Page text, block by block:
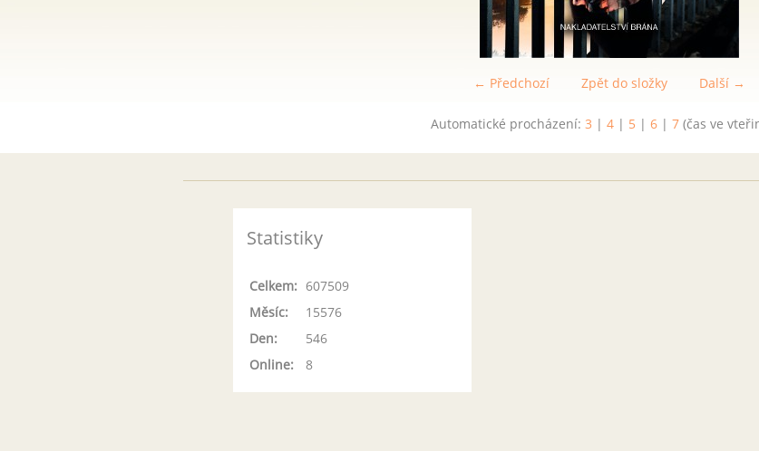
← Předchozí Další →
Zpět do složky
Automatické procházení: 3 | 4 | 5 | 6 | 7 (čas ve
Statistiky
Online: 8
Celkem: 607509
Měsíc:
15576
Den:
546